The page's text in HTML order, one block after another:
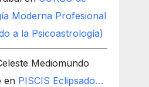
Moderna Profesional
a la Psicoastrología)
Mediomundo
en PISCIS Eclipsado…